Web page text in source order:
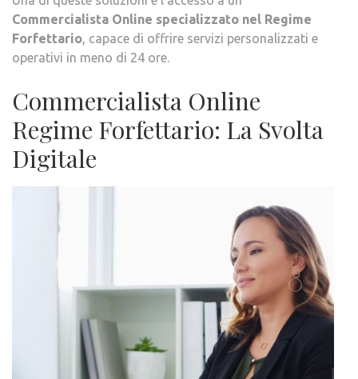
Commercialista Online specializzato nel Regime
Forfettario, capace di offrire servizi personalizzati e
operativi in meno di 24 ore.
Commercialista Online
Regime Forfettario: La Svolta
Digitale